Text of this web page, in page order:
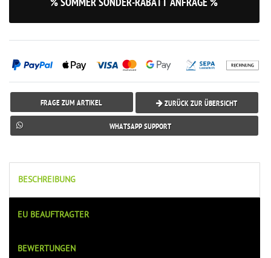
% SOMMER SONDER-RABATT ANFRAGE %
FRAGE ZUM ARTIKEL ZURÜCK ZUR ÜBERSICHT
WHATSAPP SUPPORT
BESCHREIBUNG
EU BEAUFTRAGTER
BEWERTUNGEN